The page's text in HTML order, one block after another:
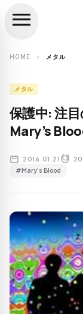
search
menu
HOME chevron_right メタル
メタル
保護中: 注
Mary’s
2016.01.21
#Mary’s Blood